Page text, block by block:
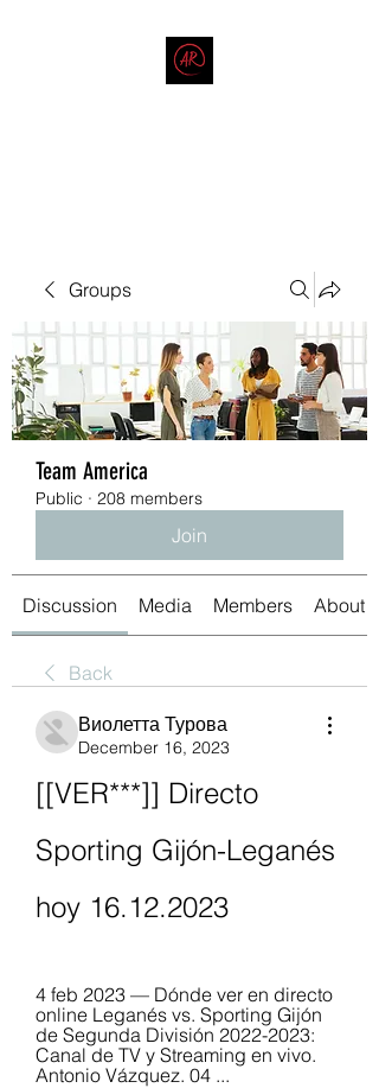
Groups
Team America
Public · 208 members
Join
Discussion Media Members About
Back
Виолетта Турова
December 16, 2023
[[VER***]] Directo
Sporting Gijón-Leganés
hoy 16.12.2023
4 feb 2023 — Dónde ver en directo
online Leganés vs. Sporting Gijón
de Segunda División 2022-2023:
Canal de TV y Streaming en vivo.
Antonio Vázquez. 04 ...